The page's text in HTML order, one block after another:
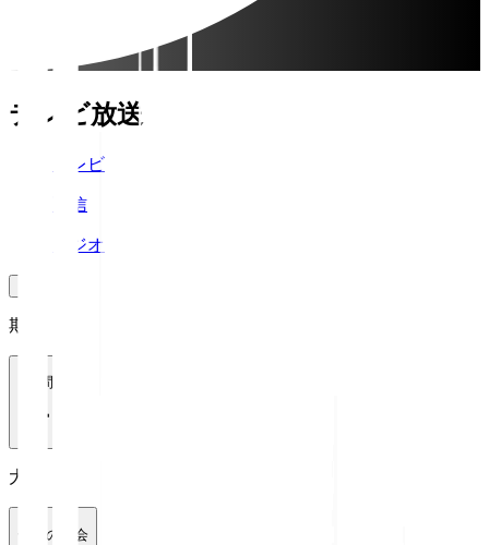
テレビ放送
テレビ
配信
ラジオ
期間
1週間
大会
全ての大会